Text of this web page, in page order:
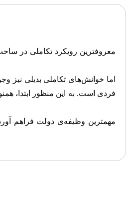
معروفترین رویکرد تکاملی در
اما خوانش‌های تکاملی بدیلی نیز
فردی است. به این منظور ابتدا،
مهمترین وظیفه‌ی دولت فراهم